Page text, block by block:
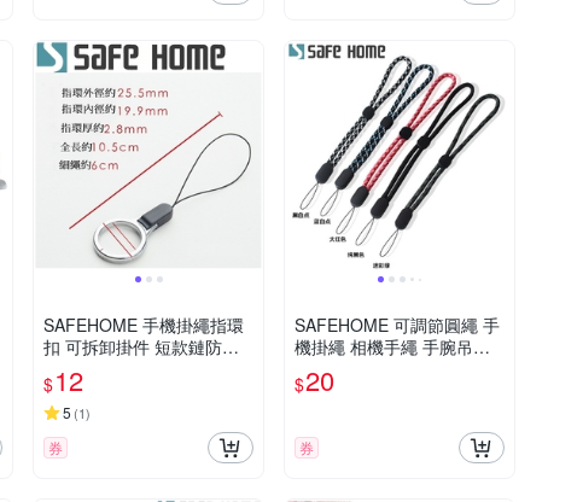
SAFEHOME 手機掛繩指環
扣 可拆卸掛件 短款鏈防丟
繩 手指圈掛環掛 10.5公分
長 CPA028
$12
5 (1)
券
SAFEHOME 可調節圓繩 手
機掛繩 相機手繩 手腕吊繩
短掛繩 移動電源 用掛繩 21.
5公分長 (恕不接受指定顏色
$20
券